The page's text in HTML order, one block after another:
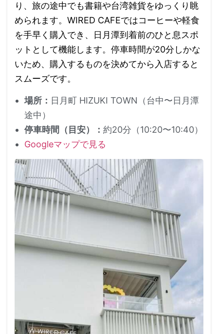
り、旅の途中でも書籍や台湾雑貨をゆっくり眺
められます。WIRED CAFEではコーヒーや軽食
を手早く購入でき、日月潭到着前のひと息スポ
ットとして機能します。停車時間が20分しかな
いため、購入するものを決めてから入店すると
スムーズです。
場所： 日月町 HIZUKI TOWN（台中〜日月潭
途中）
停車時間（目安）： 約20分（10:20〜10:40）
Googleマップで見る